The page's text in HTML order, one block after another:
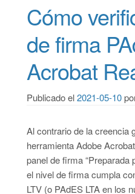
Cómo
de firma
Acrobat
Publicado el2021-05-10
Al contrario de la creencia
herramienta Adobe
panel de firma “Preparada
el nivel de firma cumpla
LTV (o PAdES LTA en los